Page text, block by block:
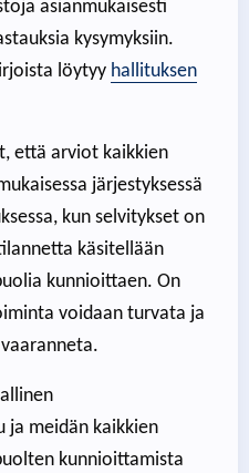
asianmukaisesti
kysymyksiin.
löytyy hallituksen
että arviot kaikkien
järjestyksessä
kun selvitykset on
käsitellään
kunnioittaen. On
voidaan turvata ja
ja meidän kaikkien
kunnioittamista